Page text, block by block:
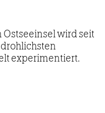
wird seit
experimentiert.